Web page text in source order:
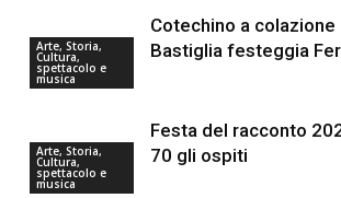
Arte, Storia,
Cultura,
spettacolo e
musica
Cotechino a
Bastiglia festeggia
Arte, Storia,
Cultura,
spettacolo e
musica
Festa del racconto
70 gli ospiti